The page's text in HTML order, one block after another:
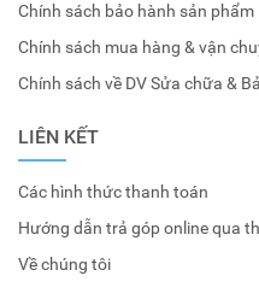
Chính sách bảo hành sản phẩm
Chính sách mua hàng & vận
Chính sách về DV Sửa chữa &
LIÊN KẾT
Các hình thức thanh toán
Hướng dẫn trả góp online qua
Về chúng tôi